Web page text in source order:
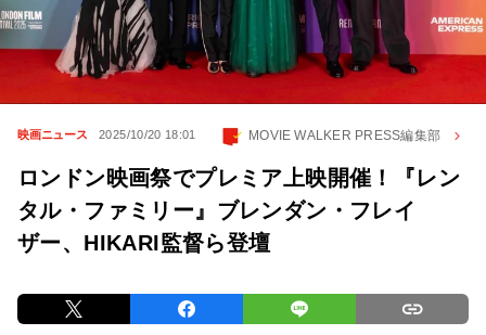
映画ニュース 2025/10/20 18:01 MOVIE WALKER PRESS編集部
ロンドン映画祭でプレミア上映開催！『レン
タル・ファミリー』ブレンダン・フレイ
ザー、HIKARI監督ら登壇